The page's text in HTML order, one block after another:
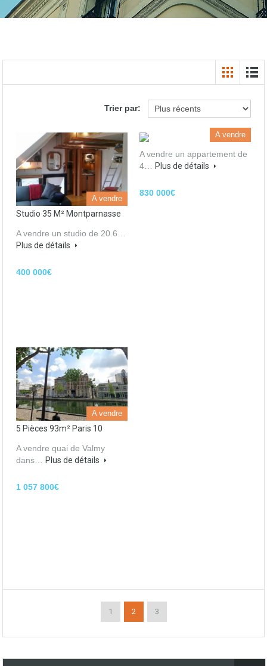
Trier par:
A vendre
Studio 35 M² Montparnasse
A vendre un studio de 20.6…
Plus de détails
400 000€
A vendre
A vendre un appartement de
4…
Plus de détails
830 000€
A vendre
5 Pièces 93m² Paris 10
A vendre quai de Valmy
dans…
Plus de détails
1 057 800€
1 2 3